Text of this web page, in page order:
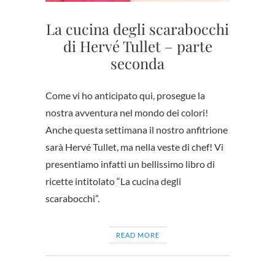
La cucina degli scarabocchi
di Hervé Tullet – parte
seconda
Come vi ho anticipato qui, prosegue la
nostra avventura nel mondo dei colori!
Anche questa settimana il nostro anfitrione
sarà Hervé Tullet, ma nella veste di chef! Vi
presentiamo infatti un bellissimo libro di
ricette intitolato “La cucina degli
scarabocchi”.
READ MORE